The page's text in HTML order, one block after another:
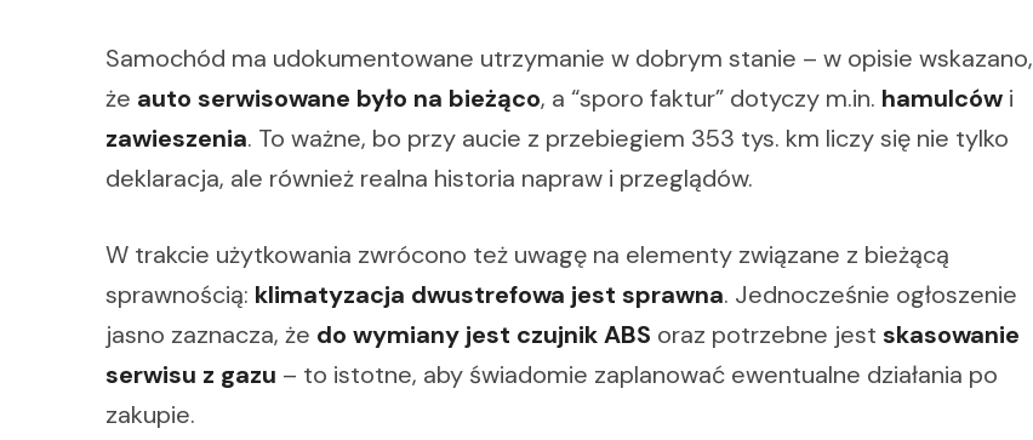
Samochód ma udokumentowane utrzymanie w dobrym stanie – w opisie wskazano,
że auto serwisowane było na bieżąco, a “sporo faktur” dotyczy m.in. hamulców i
zawieszenia. To ważne, bo przy aucie z przebiegiem 353 tys. km liczy się nie tylko
deklaracja, ale również realna historia napraw i przeglądów.
W trakcie użytkowania zwrócono też uwagę na elementy związane z bieżącą
sprawnością: klimatyzacja dwustrefowa jest sprawna. Jednocześnie ogłoszenie
jasno zaznacza, że do wymiany jest czujnik ABS oraz potrzebne jest skasowanie
serwisu z gazu – to istotne, aby świadomie zaplanować ewentualne działania po
zakupie.